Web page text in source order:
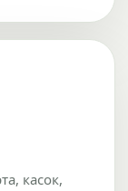
касок,